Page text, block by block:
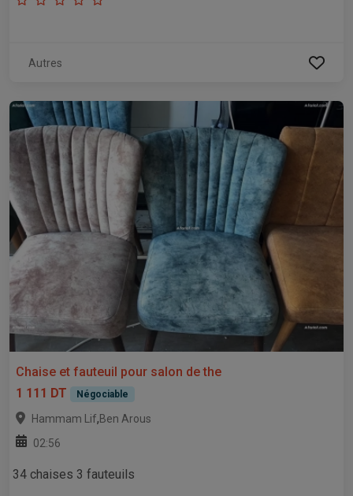
Autres
Chaise et fauteuil pour salon de the
1 111 DT
Négociable
Hammam Lif,Ben Arous
02:56
34 chaises 3 fauteuils